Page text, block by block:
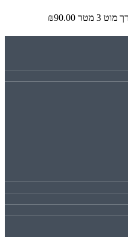
₪90.00